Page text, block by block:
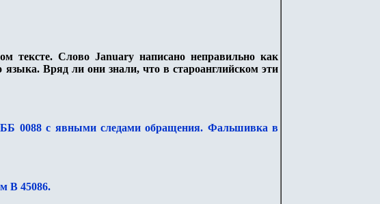
тексте. СловоJanuary написано неправильно как
языка. Вряд ли они знали, что в староанглийском эти
0088 с явными следами обращения. Фальшивка в
В 45086.